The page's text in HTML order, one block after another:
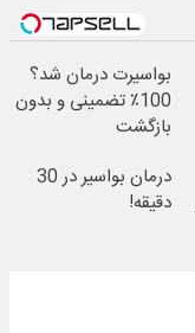
بواسیرت درمان شد؟
100٪ تضمینی و بدون
بازگشت
درمان بواسیر در 30
دقیقه!